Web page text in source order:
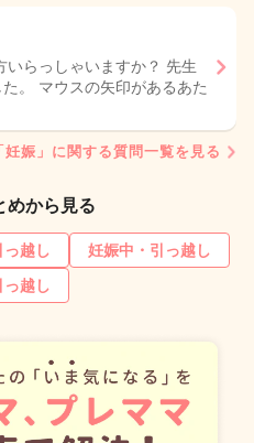
らっしゃいますか？ 先生
。 マウスの矢印があるあた
妊娠」に関する質問一覧を見る
めから見る
っ越し
妊娠中・引っ越し
っ越し